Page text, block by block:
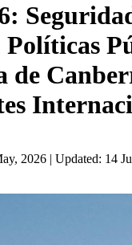
de
2026 | Updated: 14